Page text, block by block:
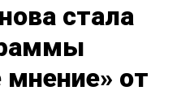
стала
мнение» от